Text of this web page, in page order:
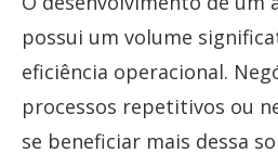
possui um volume
eficiência operacional.
processos repetitivos ou
se beneficiar mais dessa